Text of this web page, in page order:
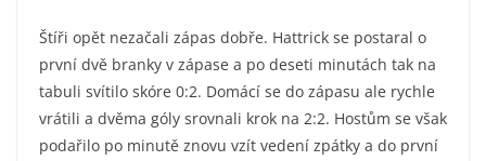
Štíři opět nezačali zápas dobře. Hattrick se postaral o
první dvě branky v zápase a po deseti minutách tak na
tabuli svítilo skóre 0:2. Domácí se do zápasu ale rychle
vrátili a dvěma góly srovnali krok na 2:2. Hostům se však
podařilo po minutě znovu vzít vedení zpátky a do první